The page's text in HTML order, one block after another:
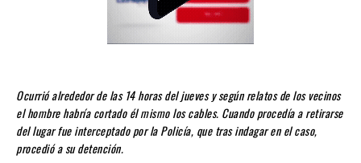
Ocurrió alrededor de las 14 horas del jueves y según relatos de los vecinos
el hombre habría cortado él mismo los cables. Cuando procedía a retirarse
del lugar fue interceptado por la Policía, que tras indagar en el caso,
procedió a su detención.